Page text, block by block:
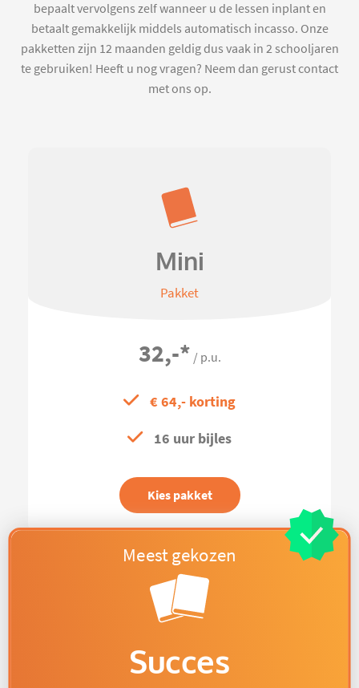
bepaalt vervolgens zelf wanneer u de lessen inplant en
betaalt gemakkelijk middels automatisch incasso. Onze
pakketten zijn 12 maanden geldig dus vaak in 2 schooljaren
te gebruiken! Heeft u nog vragen? Neem dan gerust contact
met ons op.
Mini
Pakket
32,-* / p.u.
€ 64,- korting
16 uur bijles
Kies pakket
Succes